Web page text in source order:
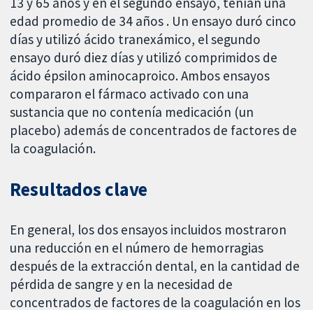
edad promedio de 34 años . Un ensayo duró cinco
días y utilizó ácido tranexámico, el segundo
ensayo duró diez días y utilizó comprimidos de
ácido épsilon aminocaproico. Ambos ensayos
compararon el fármaco activado con una
sustancia que no contenía medicación (un
placebo) además de concentrados de factores de
la coagulación.
Resultados clave
En general, los dos ensayos incluidos mostraron
una reducción en el número de hemorragias
después de la extracción dental, en la cantidad de
pérdida de sangre y en la necesidad de
concentrados de factores de la coagulación en los